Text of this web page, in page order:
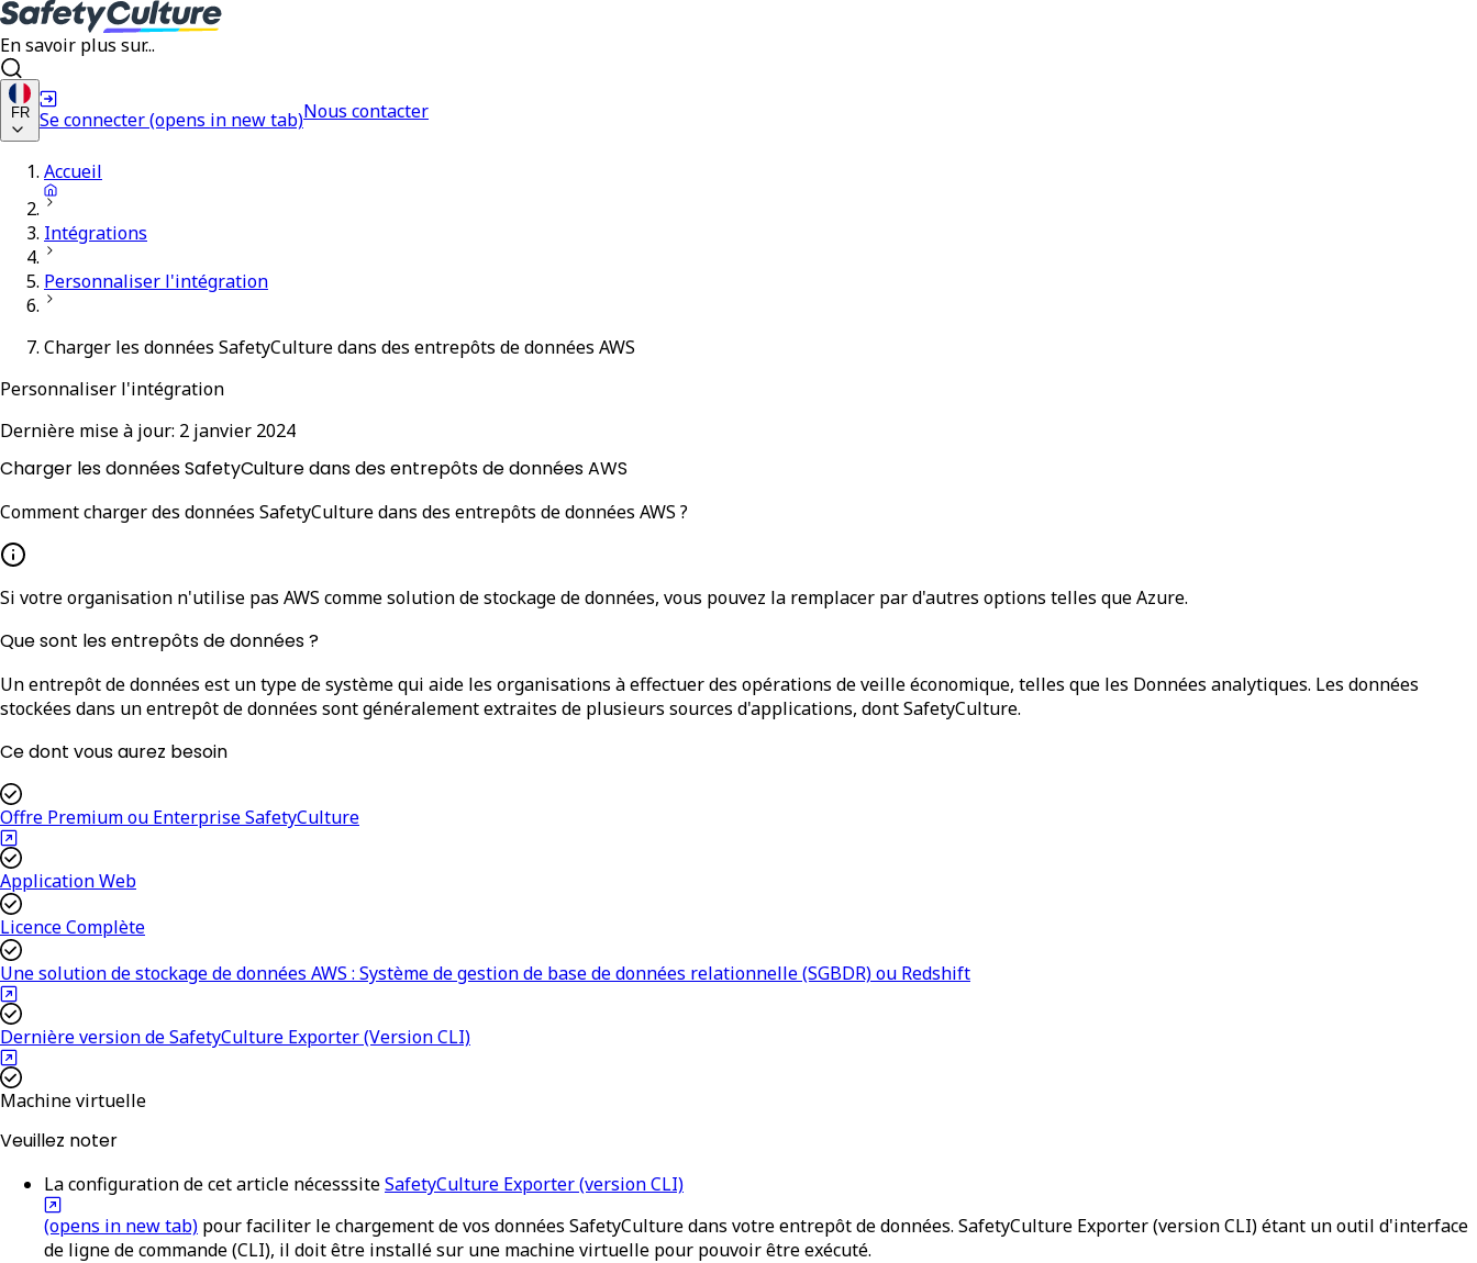
En savoir plus sur...
FR Se connecter(opens in new tab)Nous contacter
Accueil
Intégrations
Personnaliser l'intégration
Charger les données SafetyCulture dans des entrepôts de données AWS
Personnaliser l'intégration
Dernière mise à jour: 2 janvier 2024
Charger les données SafetyCulture dans des entrepôts de données AWS
Comment charger des données SafetyCulture dans des entrepôts de données AWS ?
Si votre organisation n'utilise pas AWS comme solution de stockage de données, vous pouvez la remplacer par d'autres options telles queAzure.
Que sont les entrepôts de données ?
Un entrepôt de données est un type de système qui aide les organisations à effectuer des opérations de veille économique, telles que les Données analytiques. Les données
stockées dans un entrepôt de données sont généralement extraites de plusieurs sources d'applications, dont SafetyCulture.
Ce dont vous aurez besoin
Offre Premium ou Enterprise SafetyCulture
Application Web
Licence Complète
Une solution de stockage de données AWS : Système de gestion de base de données relationnelle (SGBDR) ou Redshift
Dernière version de SafetyCulture Exporter (Version CLI)
Machine virtuelle
Veuillez noter
La configuration de cet article nécesssiteSafetyCulture Exporter (version CLI)
(opens in new tab) pour faciliter le chargement de vos données SafetyCulture dans votre entrepôt de données. SafetyCulture Exporter (version CLI) étant un outil d'interface
de ligne de commande (CLI), il doit être installé sur une machine virtuelle pour pouvoir être exécuté.